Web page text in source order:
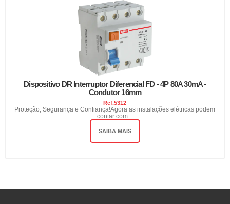
Dispositivo DR Interruptor Diferencial FD - 4P 80A 30mA -
Condutor 16mm
Ref.5312
Proteção, Segurança e Confiança!Agora as instalações elétricas podem
contar com...
SAIBA MAIS